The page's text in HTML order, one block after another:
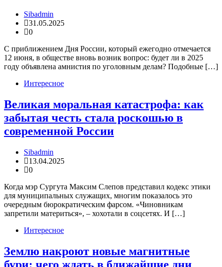
Sibadmin
31.05.2025
0
С приближением Дня России, который ежегодно отмечается
12 июня, в обществе вновь возник вопрос: будет ли в 2025
году объявлена амнистия по уголовным делам? Подобные […]
Интересное
Великая моральная катастрофа: как
забытая честь стала роскошью в
современной России
Sibadmin
13.04.2025
0
Когда мэр Сургута Максим Слепов представил кодекс этики
для муниципальных служащих, многим показалось это
очередным бюрократическим фарсом. «Чиновникам
запретили материться», – хохотали в соцсетях. И […]
Интересное
Землю накроют новые магнитные
бури: чего ждать в ближайшие дни